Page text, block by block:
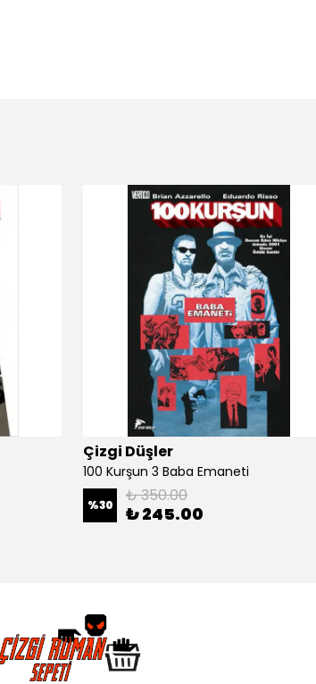
Çizgi Düşler
100 Kurşun 3 Baba Emaneti
%30 ₺ 350.00
₺ 245.00